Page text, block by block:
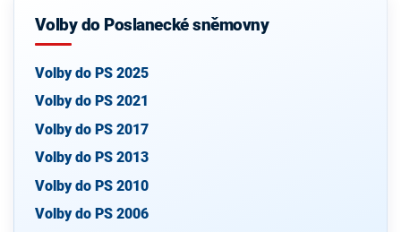
Volby do Poslanecké sněmovny
Volby do PS 2025
Volby do PS 2021
Volby do PS 2017
Volby do PS 2013
Volby do PS 2010
Volby do PS 2006